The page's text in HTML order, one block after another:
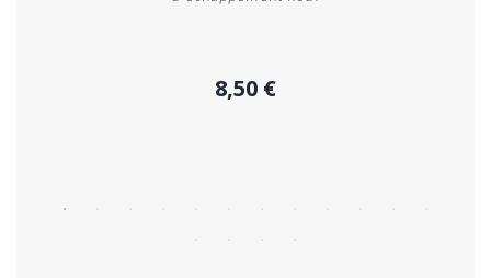
8,50 €